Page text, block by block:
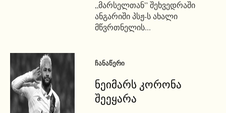
„მარსელთან” შეხვედრაში
ანგარიში პსჟ-ს ახალი
მწვრთნელის...
ᲩᲐᲜᲐᲬᲔᲠᲘ
ნეიმარს კორონა
შეეყარა